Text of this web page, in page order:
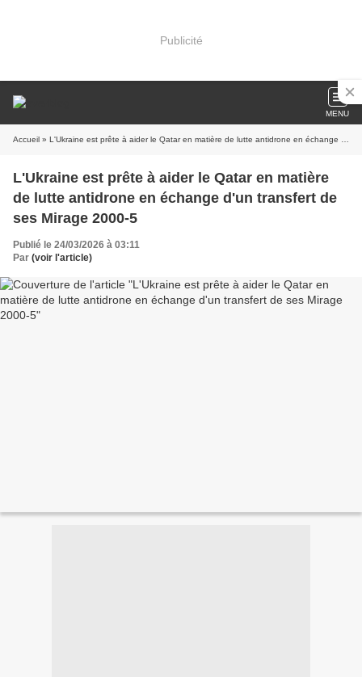
Publicité
MENU
Accueil » L'Ukraine est prête à aider le Qatar en matière de lutte antidrone en échange d'un transfert de ses Mirage 2000-5
L'Ukraine est prête à aider le Qatar en matière
de lutte antidrone en échange d'un transfert de
ses Mirage 2000-5
Publié le 24/03/2026 à 03:11
Par (voir l'article)